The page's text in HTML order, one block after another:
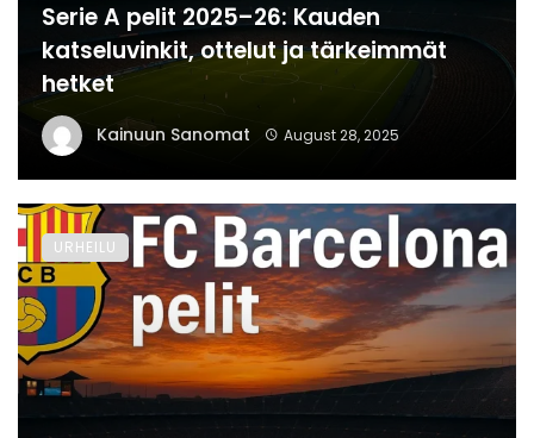
Serie A pelit 2025–26: Kauden
katseluvinkit, ottelut ja tärkeimmät
hetket
Kainuun Sanomat August 28, 2025
URHEILU